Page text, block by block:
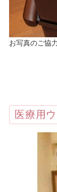
お写真のご協
医療用